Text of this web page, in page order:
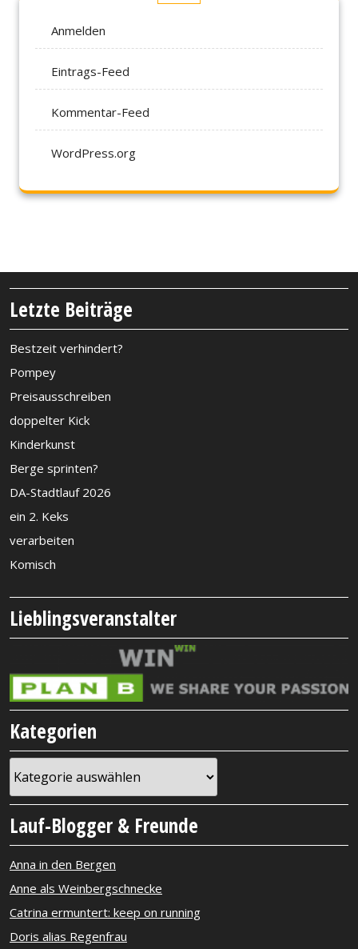
Anmelden
Eintrags-Feed
Kommentar-Feed
WordPress.org
Letzte Beiträge
Bestzeit verhindert?
Pompey
Preisausschreiben
doppelter Kick
Kinderkunst
Berge sprinten?
DA-Stadtlauf 2026
ein 2. Keks
verarbeiten
Komisch
Lieblingsveranstalter
Kategorien
Lauf-Blogger & Freunde
Anna in den Bergen
Anne als Weinbergschnecke
Catrina ermuntert: keep on running
Doris alias Regenfrau